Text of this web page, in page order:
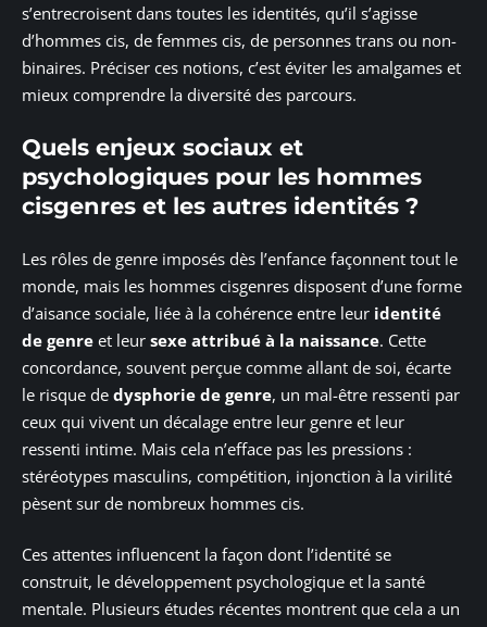
s’entrecroisent dans toutes les identités, qu’il s’agisse
d’hommes cis, de femmes cis, de personnes trans ou non-
binaires. Préciser ces notions, c’est éviter les amalgames et
mieux comprendre la diversité des parcours.
Quels enjeux sociaux et
psychologiques pour les hommes
cisgenres et les autres identités ?
Les rôles de genre imposés dès l’enfance façonnent tout le
monde, mais les hommes cisgenres disposent d’une forme
d’aisance sociale, liée à la cohérence entre leur identité
de genre et leur sexe attribué à la naissance. Cette
concordance, souvent perçue comme allant de soi, écarte
le risque de dysphorie de genre, un mal-être ressenti par
ceux qui vivent un décalage entre leur genre et leur
ressenti intime. Mais cela n’efface pas les pressions :
stéréotypes masculins, compétition, injonction à la virilité
pèsent sur de nombreux hommes cis.
Ces attentes influencent la façon dont l’identité se
construit, le développement psychologique et la santé
mentale. Plusieurs études récentes montrent que cela a un